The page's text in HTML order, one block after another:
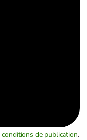
conditions de publication.